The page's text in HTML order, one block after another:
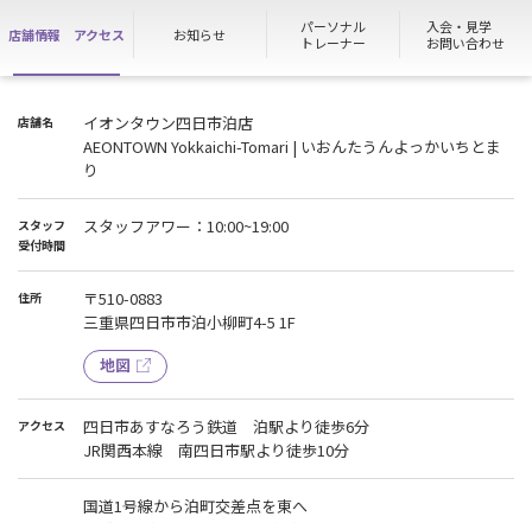
店舗情報 アクセス お知らせ
パーソナル
トレーナー
入会・見学
お問い合わせ
店舗名
イオンタウン四日市泊店
AEONTOWN Yokkaichi-Tomari | いおんたうんよっかいちとま
り
スタッフ
受付時間
スタッフアワー：10:00~19:00
住所
〒510-0883
三重県四日市市泊小柳町4-5 1F
地図
アクセス
四日市あすなろう鉄道 泊駅より徒歩6分
JR関西本線 南四日市駅より徒歩10分
国道1号線から泊町交差点を東へ